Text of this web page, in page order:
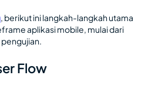
, berikut ini langkah-langkah utama
aplikasi mobile, mulai dari
Flow